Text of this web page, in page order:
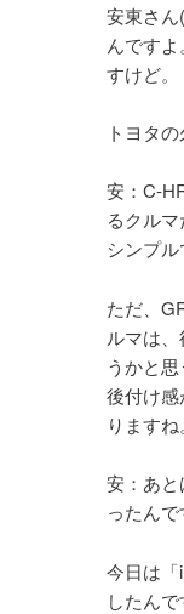
安東さ
んです
すけど。
トヨタ
安：C-
るクル
シンプル
ただ、
ルマは
うかと
後付け
りますね。
安：あ
ったん
今日は
したん